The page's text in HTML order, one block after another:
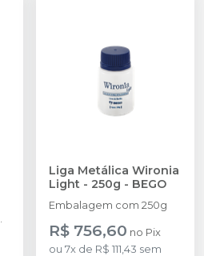
Liga Metálica Wironia
Light - 250g - BEGO
Embalagem com 250g
R$ 756,60 no Pix
ou 7x de R$ 111,43 sem